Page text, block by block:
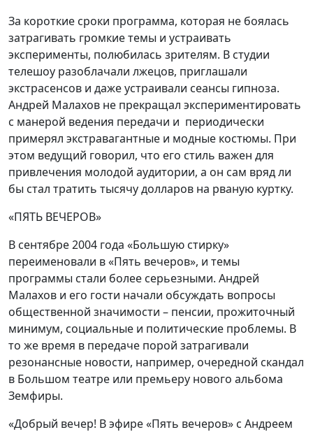
За короткие сроки программа, которая не боялась
затрагивать громкие темы и устраивать
эксперименты, полюбилась зрителям. В студии
телешоу разоблачали лжецов, приглашали
экстрасенсов и даже устраивали сеансы гипноза.
Андрей Малахов не прекращал экспериментировать
с манерой ведения передачи и периодически
примерял экстравагантные и модные костюмы. При
этом ведущий говорил, что его стиль важен для
привлечения молодой аудитории, а он сам вряд ли
бы стал тратить тысячу долларов на рваную куртку.
«ПЯТЬ ВЕЧЕРОВ»
В сентябре 2004 года «Большую стирку»
переименовали в «Пять вечеров», и темы
программы стали более серьезными. Андрей
Малахов и его гости начали обсуждать вопросы
общественной значимости – пенсии, прожиточный
минимум, социальные и политические проблемы. В
то же время в передаче порой затрагивали
резонансные новости, например, очередной скандал
в Большом театре или премьеру нового альбома
Земфиры.
«Добрый вечер! В эфире «Пять вечеров» с Андреем